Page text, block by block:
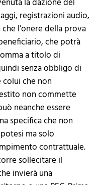
registrazioni audio,
l’onere della prova
che potrà
a titolo di
senza obbligo di
che non
non commette
neanche essere
specifica che non
ma solo
contrattuale.
sollecitare il
invierà una